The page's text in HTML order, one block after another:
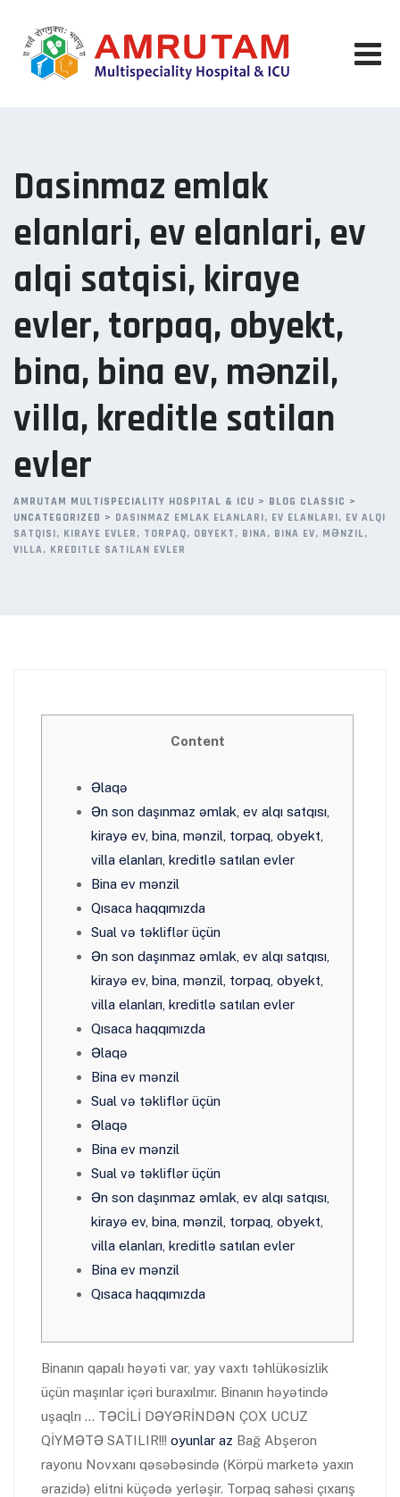
content
Dasinmaz emlak
elanlari, ev elanlari, ev
alqi satqisi, kiraye
evler, torpaq, obyekt,
bina, bina ev, mənzil,
villa, kreditle satilan
evler
AMRUTAM MULTISPECIALITY HOSPITAL & ICU > BLOG CLASSIC >
UNCATEGORIZED > DASINMAZ EMLAK ELANLARI, EV ELANLARI, EV ALQI
SATQISI, KIRAYE EVLER, TORPAQ, OBYEKT, BINA, BINA EV, MƏNZIL,
VILLA, KREDITLE SATILAN EVLER
Content
Əlaqə
Ən son daşınmaz əmlak, ev alqı satqısı,
kirayə ev, bina, mənzil, torpaq, obyekt,
villa elanları, kreditlə satılan evler
Bina ev mənzil
Qısaca haqqımızda
Sual və təkliflər üçün
Ən son daşınmaz əmlak, ev alqı satqısı,
kirayə ev, bina, mənzil, torpaq, obyekt,
villa elanları, kreditlə satılan evler
Qısaca haqqımızda
Əlaqə
Bina ev mənzil
Sual və təkliflər üçün
Əlaqə
Bina ev mənzil
Sual və təkliflər üçün
Ən son daşınmaz əmlak, ev alqı satqısı,
kirayə ev, bina, mənzil, torpaq, obyekt,
villa elanları, kreditlə satılan evler
Bina ev mənzil
Qısaca haqqımızda
Binanın qapalı həyəti var, yay vaxtı təhlükəsizlik
üçün maşınlar içəri buraxılmır. Binanın həyətində
uşaqlrı … TƏCİLİ DƏYƏRİNDƏN ÇOX UCUZ
QİYMƏTƏ SATILIR!!! oyunlar az Bağ Abşeron
rayonu Novxanı qəsəbəsində (Körpü marketə yaxın
ərazidə) elitni küçədə yerləşir. Torpaq sahəsi çıxarış